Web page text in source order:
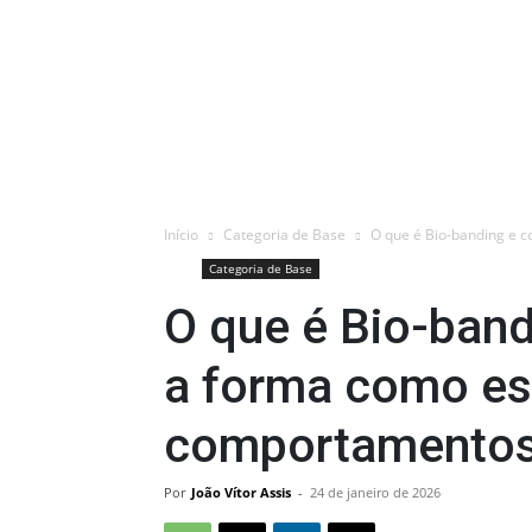
Início Categoria de Base O que é Bio-banding e
Categoria de Base
O que é Bio-
a forma como
Por João Vítor Assis - 24 de janeiro de 2026